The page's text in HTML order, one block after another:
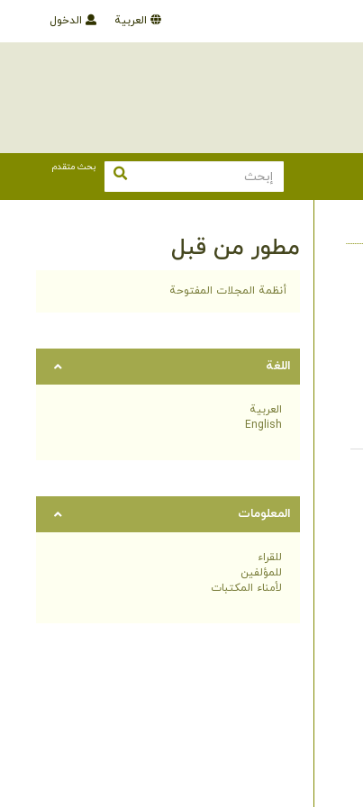
الدخول العربية
بحث متقدم
مطور من قبل
أنظمة المجلات المفتوحة
اللغة
العربية
English
المعلومات
للقراء
للمؤلفين
لأمناء المكتبات